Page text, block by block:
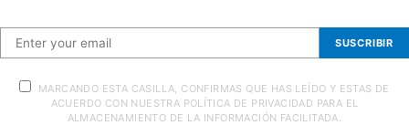
SUSCRIBIR
MARCANDO ESTA CASILLA, CONFIRMAS QUE HAS LEÍDO Y ESTAS DE
ACUERDO CON NUESTRA POLÍTICA DE PRIVACIDAD PARA EL
ALMACENAMIENTO DE LA INFORMACIÓN FACILITADA.